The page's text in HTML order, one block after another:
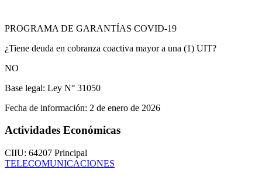
PROGRAMA DE GARANTÍAS COVID-19
¿Tiene deuda en cobranza coactiva mayor a una (1) UIT?
NO
Base legal: Ley N° 31050
Fecha de información: 2 de enero de 2026
Actividades Económicas
CIIU: 64207 Principal
TELECOMUNICACIONES